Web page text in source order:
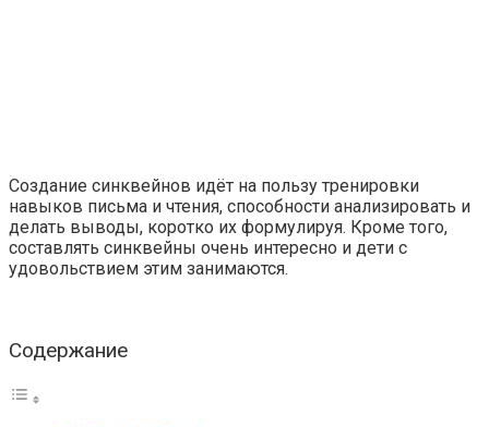
Создание синквейнов идёт на пользу тренировки
навыков письма и чтения, способности анализировать и
делать выводы, коротко их формулируя. Кроме того,
составлять синквейны очень интересно и дети с
удовольствием этим занимаются.
Содержание